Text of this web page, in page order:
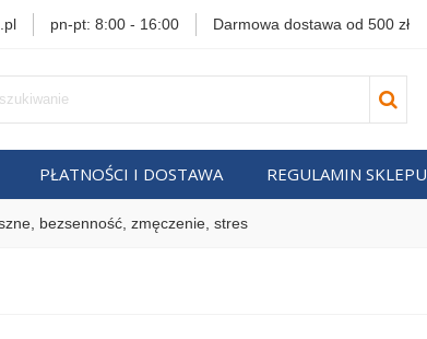
pn-pt: 8:00 - 16:00 Darmowa dostawa od 500 zł
PŁATNOŚCI I DOSTAWA REGULAMIN SKLEPU
bezsenność, zmęczenie, stres